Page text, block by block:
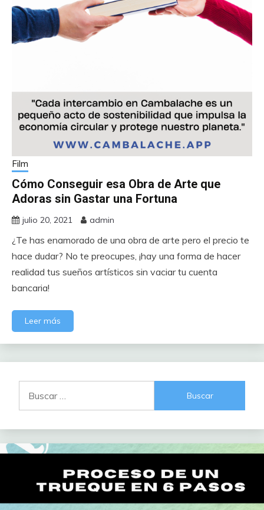
Film
Cómo Conseguir esa Obra de Arte que
Adoras sin Gastar una Fortuna
julio 20, 2021 admin
¿Te has enamorado de una obra de arte pero el precio te
hace dudar? No te preocupes, ¡hay una forma de hacer
realidad tus sueños artísticos sin vaciar tu cuenta
bancaria!
Leer más